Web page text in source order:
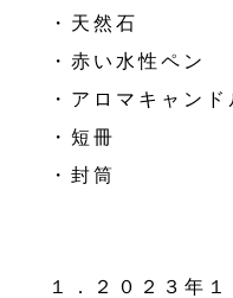
・天然石
・赤い水性ペン
・アロマキャン
・短冊
・封筒
１．２０２３年